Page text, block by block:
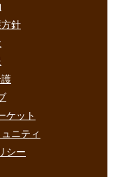
針
ケット
ニティ
シー